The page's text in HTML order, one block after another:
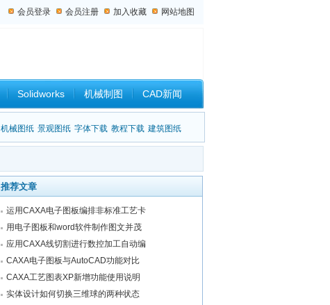
会员登录 会员注册 加入收藏 网站地图
Solidworks 机械制图 CAD新闻
设计杂谈
机械图纸 景观图纸 字体下载 教程下载 建筑图纸
推荐文章
运用CAXA电子图板编排非标准工艺卡
用电子图板和word软件制作图文并茂
应用CAXA线切割进行数控加工自动编
CAXA电子图板与AutoCAD功能对比
CAXA工艺图表XP新增功能使用说明
实体设计如何切换三维球的两种状态